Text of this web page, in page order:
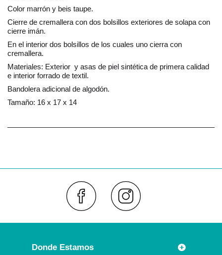
Color marrón y beis taupe.
Cierre de cremallera con dos bolsillos exteriores de solapa con
cierre imán.
En el interior dos bolsillos de los cuales uno cierra con
cremallera.
Materiales: Exterior y asas de piel sintética de primera calidad
e interior forrado de textil.
Bandolera adicional de algodón.
Tamaño: 16 x 17 x 14
Donde Estamos